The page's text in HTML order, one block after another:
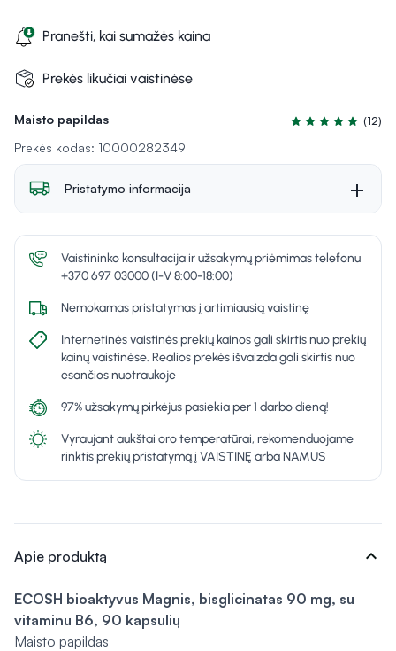
Maisto papildas
Įvertinimas 5.0 iš
(12)
Prekės kodas: 10000282349
Pranešti, kai sumažės kaina
Prekės likučiai vaistinėse
Pristatymo informacija
Vaistininko konsultacija ir užsakymų priėmimas telefonu
+370 697 03000 (I-V 8:00-18:00)
Nemokamas pristatymas į artimiausią vaistinę
Internetinės vaistinės prekių kainos gali skirtis nuo prekių
kainų vaistinėse. Realios prekės išvaizda gali skirtis nuo
esančios nuotraukoje
97% užsakymų pirkėjus pasiekia per 1 darbo dieną!
Vyraujant aukštai oro temperatūrai, rekomenduojame
rinktis prekių pristatymą į VAISTINĘ arba NAMUS
Apie produktą expand_more
ECOSH bioaktyvus Magnis, bisglicinatas 90 mg, su
vitaminu B6, 90 kapsulių
Maisto papildas